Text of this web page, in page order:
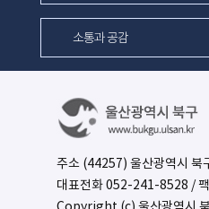
소통과 공감
주소 (44257) 울산광역시 북
대표전화052-241-8528 /